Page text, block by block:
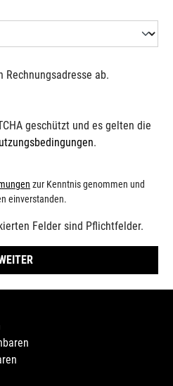
Rechnungsadresse ab.
geschützt und es gelten die
.
zur Kenntnis genommen und
einverstanden.
Felder sind Pflichtfelder.